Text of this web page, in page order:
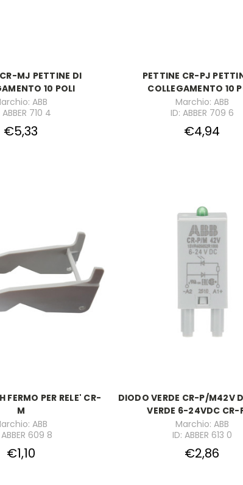
MJ PETTINE DI
10 POLI
ABB
ABBER 710 4
€5,33
PETTINE CR-PJ
COLLEGAMENTO 10
Marchio: ABB
ID: ABBER 709 6
€4,94
FERMO PER RELE' CR-
M
ABB
ABBER 609 8
€1,10
DIODO VERDE CR-P/M42V
VERDE 6-24VDC CR-
Marchio: ABB
ID: ABBER 613 0
€2,86